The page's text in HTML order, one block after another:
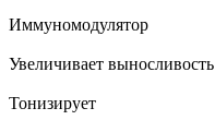
Иммуномодулятор
Увеличивает выносливость
Тонизирует